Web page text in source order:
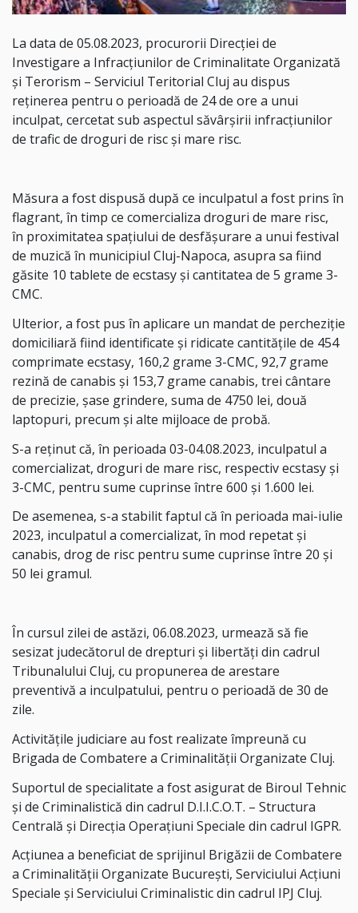
La data de 05.08.2023, procurorii Direcției de
Investigare a Infracțiunilor de Criminalitate Organizată
și Terorism – Serviciul Teritorial Cluj au dispus
reținerea pentru o perioadă de 24 de ore a unui
inculpat, cercetat sub aspectul săvârșirii infracțiunilor
de trafic de droguri de risc și mare risc.
Măsura a fost dispusă după ce inculpatul a fost prins în
flagrant, în timp ce comercializa droguri de mare risc,
în proximitatea spaţiului de desfăşurare a unui festival
de muzică în municipiul Cluj-Napoca, asupra sa fiind
găsite 10 tablete de ecstasy şi cantitatea de 5 grame 3-
CMC.
Ulterior, a fost pus în aplicare un mandat de percheziţie
domiciliară fiind identificate şi ridicate cantitățile de 454
comprimate ecstasy, 160,2 grame 3-CMC, 92,7 grame
rezină de canabis și 153,7 grame canabis, trei cântare
de precizie, şase grindere, suma de 4750 lei, două
laptopuri, precum şi alte mijloace de probă.
S-a reţinut că, în perioada 03-04.08.2023, inculpatul a
comercializat, droguri de mare risc, respectiv ecstasy şi
3-CMC, pentru sume cuprinse între 600 şi 1.600 lei.
De asemenea, s-a stabilit faptul că în perioada mai-iulie
2023, inculpatul a comercializat, în mod repetat şi
canabis, drog de risc pentru sume cuprinse între 20 şi
50 lei gramul.
În cursul zilei de astăzi, 06.08.2023, urmează să fie
sesizat judecătorul de drepturi şi libertăţi din cadrul
Tribunalului Cluj, cu propunerea de arestare
preventivă a inculpatului, pentru o perioadă de 30 de
zile.
Activităţile judiciare au fost realizate împreună cu
Brigada de Combatere a Criminalităţii Organizate Cluj.
Suportul de specialitate a fost asigurat de Biroul Tehnic
şi de Criminalistică din cadrul D.I.I.C.O.T. – Structura
Centrală şi Direcţia Operaţiuni Speciale din cadrul IGPR.
Acţiunea a beneficiat de sprijinul Brigăzii de Combatere
a Criminalităţii Organizate Bucureşti, Serviciului Acţiuni
Speciale şi Serviciului Criminalistic din cadrul IPJ Cluj.